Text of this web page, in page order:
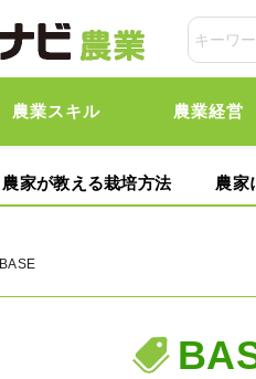
農業スキル 農業経営
農家が教える栽培方法 農家
BASE